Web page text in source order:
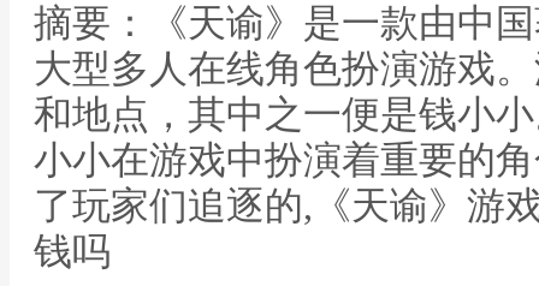
摘要：《天谕》是一款由中
大型多人在线角色扮演游戏
和地点，其中之一便是钱小
小小在游戏中扮演着重要的
了玩家们追逐的,《天谕》游
钱吗